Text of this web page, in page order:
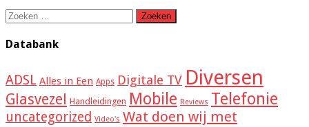
Zoeken
naar:
Databank
ADSL Alles in Een Apps Digitale TV Diversen
Glasvezel Handleidingen Mobile Reviews Telefonie
uncategorized Video's Wat doen wij met